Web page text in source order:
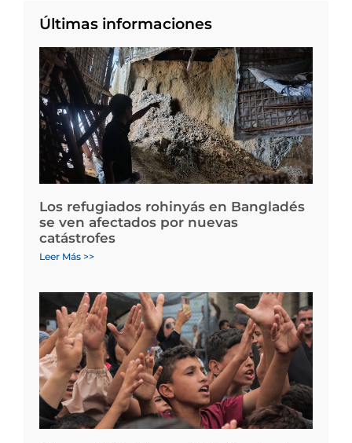
Últimas informaciones
Los refugiados rohinyás en Bangladés
se ven afectados por nuevas
catástrofes
Leer Más >>